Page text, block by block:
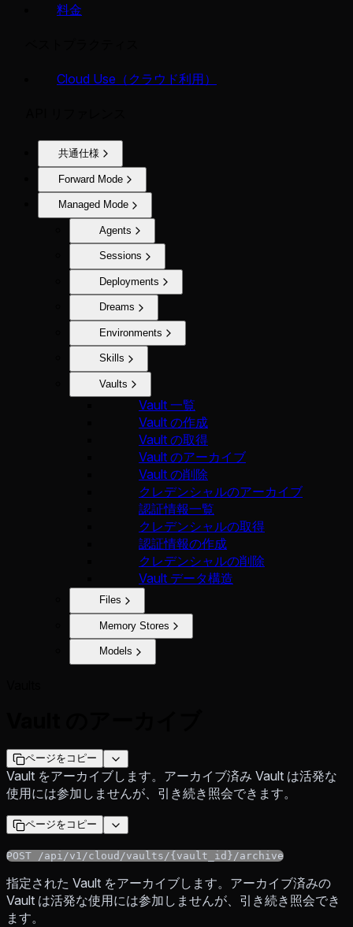
料金
Cloud Use（クラウド利用）
共通仕様
Forward Mode
Managed Mode
Agents
Sessions
Deployments
Dreams
Environments
Skills
Vaults
Vault 一覧
Vault の作成
Vault の取得
Vault のアーカイブ
Vault の削除
クレデンシャルのアーカイブ
認証情報一覧
クレデンシャルの取得
認証情報の作成
クレデンシャルの削除
Vault データ構造
Files
Memory Stores
Models
ページをコピー
Vault をアーカイブします。アーカイブ済み Vault は活発な
使用には参加しませんが、引き続き照会できます。
ページをコピー
POST /api/v1/cloud/vaults/{vault_id}/archive
指定された Vault をアーカイブします。アーカイブ済みの
Vault は活発な使用には参加しませんが、引き続き照会でき
ます。